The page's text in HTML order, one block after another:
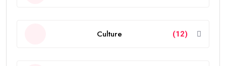
Culture (12)